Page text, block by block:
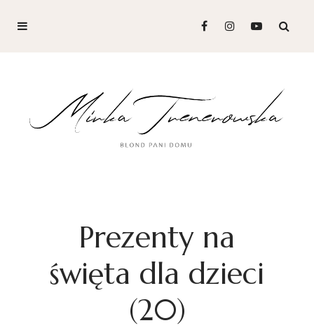
Prezenty na
święta dla dzieci
(20)